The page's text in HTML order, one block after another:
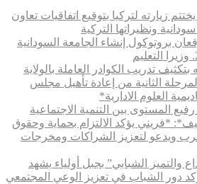
زيارته لتركيا بتوقيع اتفاقيات تعاون
ونظيراتها التركية
بروتوكول إنشاء الجامعة السودانية
تدريب الكوادر العاملة بالولاية
الثانية من إعادة تأهيل مجلس
العلوم الادارية*
المستوى بين التنمية الاجتماعية
*​فريني يؤكد الالتزام بحماية وحقوق
ويدعو لتعزيز الشراكات ومخرجات
والتميز الشبابي” بجبل أولياء يشهد
دور الشباب في تعزيز الوعي المجتمعي